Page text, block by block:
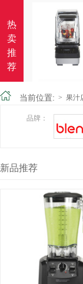
热
卖
推
荐
当前位置: > 果汁
品牌：
新品推荐